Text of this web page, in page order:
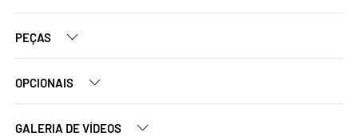
PEÇAS
OPCIONAIS
GALERIA DE VÍDEOS